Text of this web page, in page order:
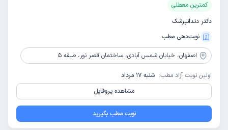
کمترین معطلی
دکتر دندانپزشک
نوبت‌دهی مطب
اصفهان، خیابان شمس آبادی، ساختمان قصر نور، طبقه 5
اولین نوبت آزاد مطب: شنبه 17 مرداد
مشاهده پروفایل
نوبت مطب بگیرید